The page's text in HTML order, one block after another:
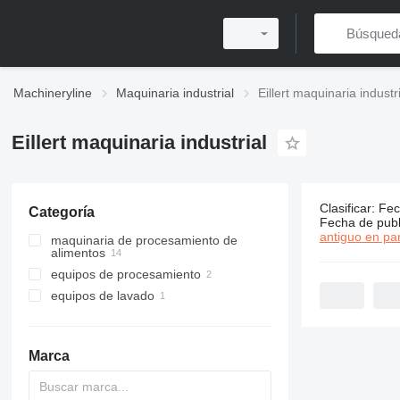
Machineryline Maquinaria industrial Eillert maquinaria
Eillert maquinaria industrial
Categoría
maquinaria de procesamiento de
alimentos
equipos de procesamiento agrícola
procesamiento de frutas y
verduras
equipos de procesamiento
centrifugadoras
equipos de lavado
Marca
17
Clasificar:
Fecha de
antiguo en